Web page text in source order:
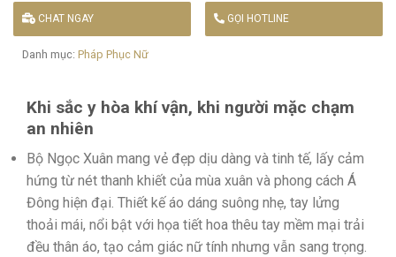
CHAT NGAY GỌI HOTLINE
Danh mục: Pháp Phục Nữ
Khi sắc y hòa khí vận, khi người mặc chạm
an nhiên
Bộ Ngọc Xuân mang vẻ đẹp dịu dàng và tinh tế, lấy cảm
hứng từ nét thanh khiết của mùa xuân và phong cách Á
Đông hiện đại. Thiết kế áo dáng suông nhẹ, tay lửng
thoải mái, nổi bật với họa tiết hoa thêu tay mềm mại trải
đều thân áo, tạo cảm giác nữ tính nhưng vẫn sang trọng.